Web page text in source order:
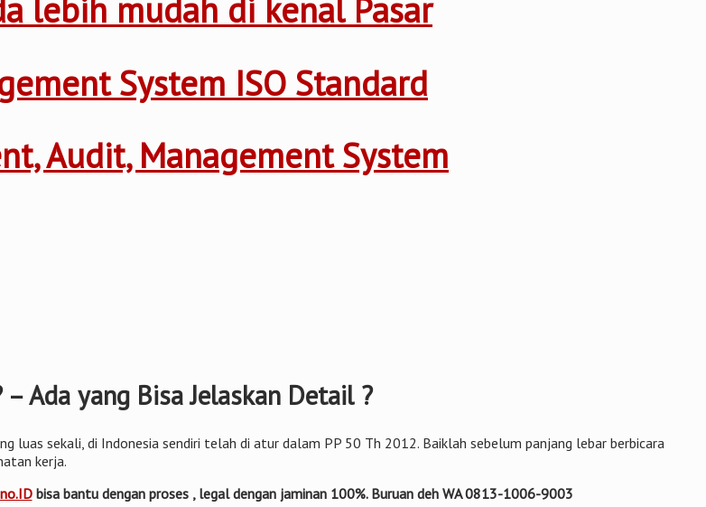
lebih mudah di kenal Pasar
System ISO Standard
Audit, Management System
Ada yang Bisa Jelaskan Detail ?
luas sekali, di Indonesia sendiri telah di atur dalam PP 50 Th 2012. Baiklah sebelum panjang lebar berbicara
kerja.
bisa bantu dengan proses , legal dengan jaminan 100%. Buruan deh WA 0813-1006-9003